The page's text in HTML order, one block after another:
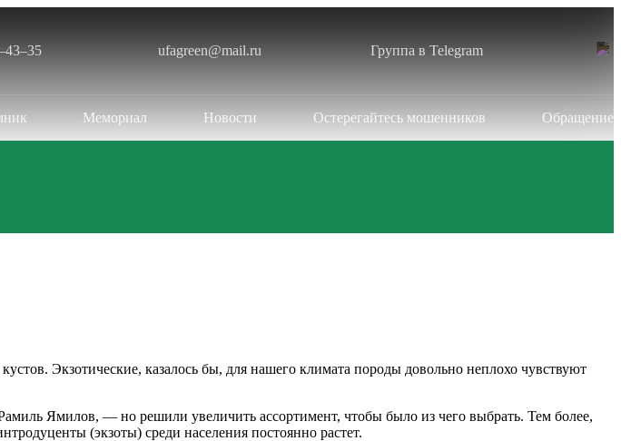
ufagreen@mail.ru Группа в Telegram
Мемориал Новости Остерегайтесь мошенников Обращение
Экзотические, казалось бы, для нашего климата породы довольно неплохо чувствуют
Ямилов, — но решили увеличить ассортимент, чтобы было из чего выбрать. Тем более,
(экзоты) среди населения постоянно растет.